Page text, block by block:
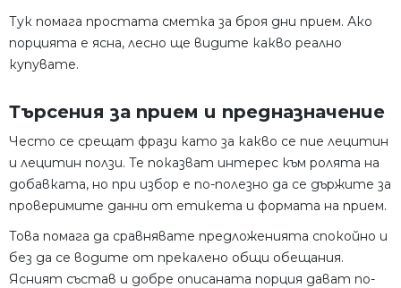
Тук помага простата сметка за броя дни прием. Ако
порцията е ясна, лесно ще видите какво реално
купувате.
Търсения за прием и предназначение
Често се срещат фрази като за какво се пие лецитин
и лецитин ползи. Те показват интерес към ролята на
добавката, но при избор е по-полезно да се държите за
проверимите данни от етикета и формата на прием.
Това помага да сравнявате предложенията спокойно и
без да се водите от прекалено общи обещания.
Ясният състав и добре описаната порция дават по-